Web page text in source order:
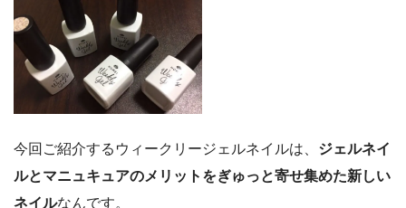
今回ご紹介するウィークリージェルネイルは、 ジェルネイ
ルとマニュキュアのメリットをぎゅっと寄せ集めた新しい
ネイルなんです。